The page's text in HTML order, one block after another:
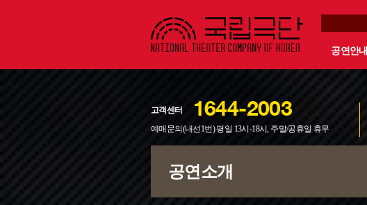
공연안내
고객센터 1644-2003
예매문의(내선1번) 평일 13시-18시, 주말/공휴일 휴무
공연소개